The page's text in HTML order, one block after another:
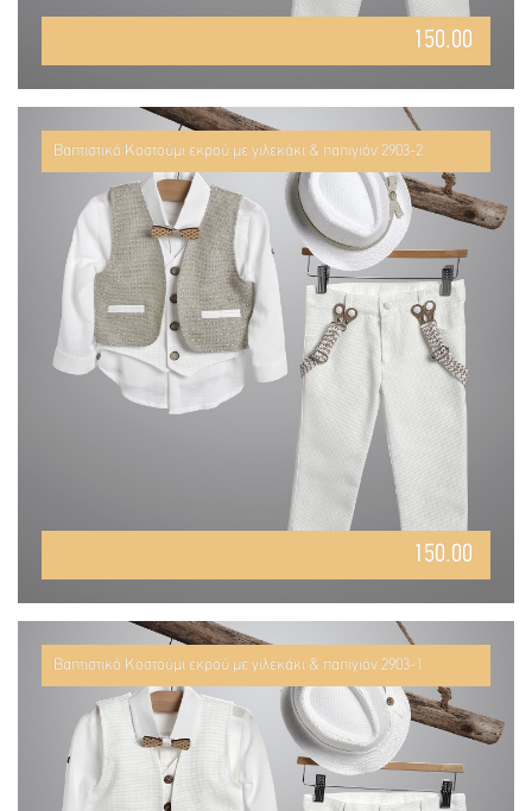
150.00
Βαπτιστικό Κοστούμι εκρού με γιλεκάκι & παπιγιόν 2903-2
150.00
Βαπτιστικό Κοστούμι εκρού με γιλεκάκι & παπιγιόν 2903-1